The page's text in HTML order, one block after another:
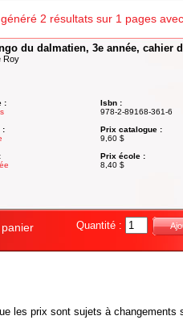
2 résultats sur 1 pages
du dalmatien, 3e année, cahier
Roy
:
:
Isbn :
978-2-89168-361-6
Prix catalogue :
9,60 $
Prix école :
8,40 $
Quantité :
les prix sont sujets à changements